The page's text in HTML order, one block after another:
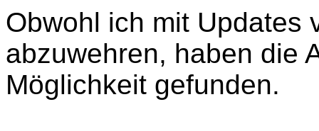
Obwohl ich mit Updates
abzuwehren, haben die
Möglichkeit gefunden.